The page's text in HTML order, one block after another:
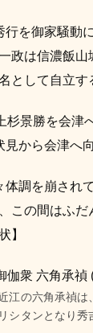
行を御家騒動
政は信濃飯山
として自立す
景勝を会津
から会津へ向
体調を崩され
この間はふ
】
衆 六角承禎
江の六角承禎は
シタンとなり秀